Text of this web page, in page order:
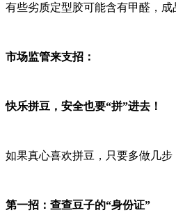
有些劣质定型胶可能含有甲醛，成
市场监管来支招：
快乐拼豆，安全也要“拼”进去！
如果真心喜欢拼豆，只要多做几步
第一招：查查豆子的“身份证”